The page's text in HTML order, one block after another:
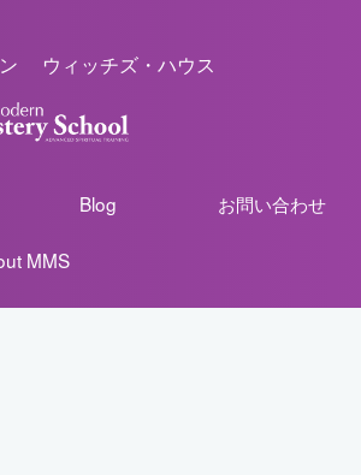
ウィッチズ・ハウス
Blog お問い合わせ
MMS